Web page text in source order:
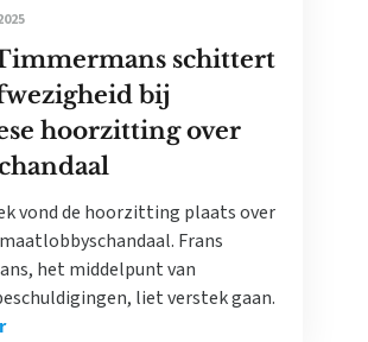
schittert
bij
hoorzitting over
vond de hoorzitting plaats over
Frans
het middelpunt van
liet verstek gaan.